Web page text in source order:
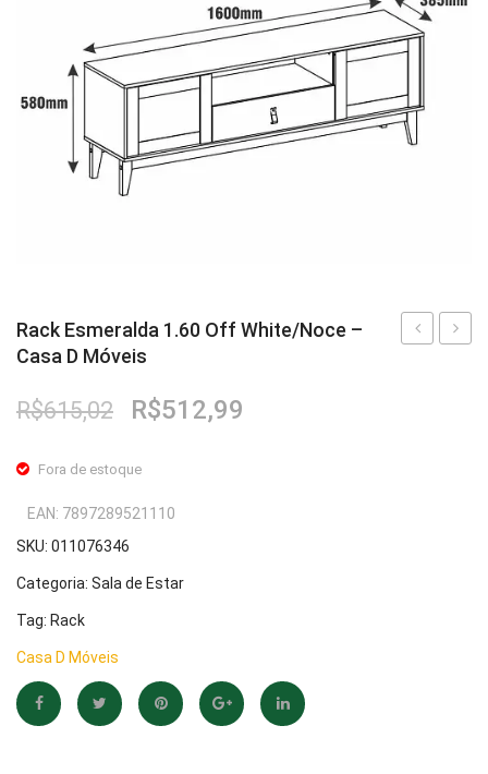
Rack Esmeralda 1.60 Off White/Noce –
Casa D Móveis
R$615,02
O
original
R$615,02.
R$512,99
Fora de estoque
SKU: 011076346
Categoria: Sala de Estar
Tag: Rack
Casa D Móveis
EAN: 7897289521110